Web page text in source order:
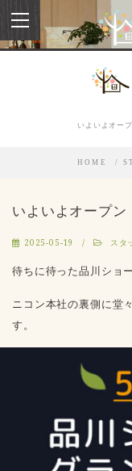
toggle
navigation
いよいよオー
HOME
いよいよオープン
2025-05-19 スタ
待ちに待った品川ショ
ニコン本社の裏側に堂
す。